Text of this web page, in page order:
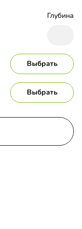
Глубина
Выбрать
Выбрать